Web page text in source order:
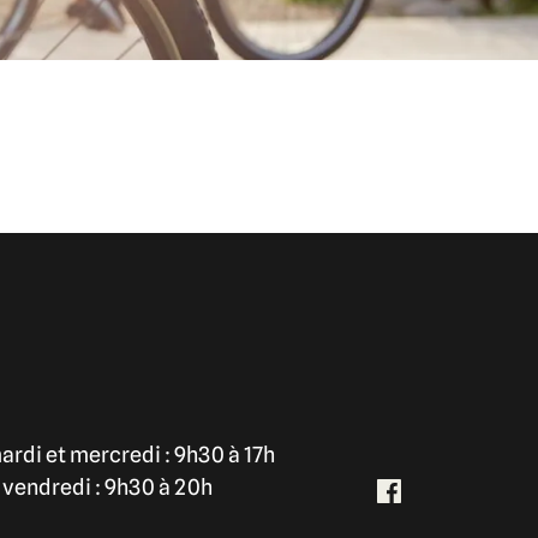
et mercredi : 9h30 à 17h
: 9h30 à 20h